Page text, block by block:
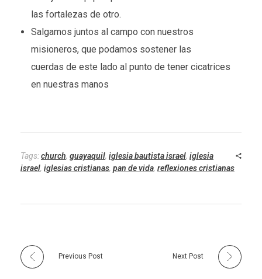
las fortalezas de otro.
Salgamos juntos al campo con nuestros
misioneros, que podamos sostener las
cuerdas de este lado al punto de tener cicatrices
en nuestras manos
Tags:church, guayaquil, iglesia bautista israel, iglesia
israel, iglesias cristianas, pan de vida, reflexiones cristianas
Previous Post Next Post